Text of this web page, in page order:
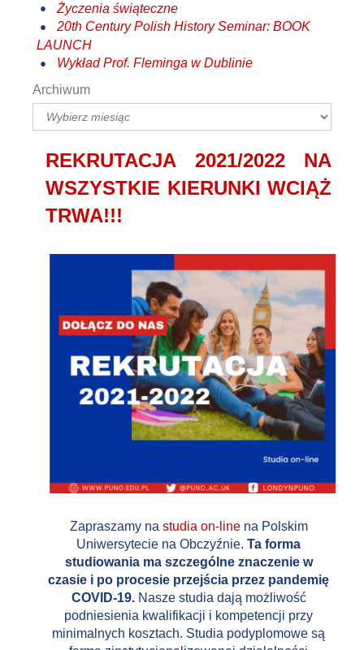
Życzenia świąteczne
20th Century Polish History Seminar: BOOK
LAUNCH
Wykład Prof. Fleminga w Dublinie
Archiwum
Archiwum
REKRUTACJA 2021/2022 NA
WSZYSTKIE KIERUNKI WCIĄŻ
TRWA!!!
Zapraszamy na studia on-linena Polskim
Uniwersytecie na Obczyźnie.Ta forma
studiowania ma szczególne znaczenie w
czasie i po procesie przejścia przez pandemię
COVID-19.Nasze studia dają możliwość
podniesienia kwalifikacji i kompetencji przy
minimalnych kosztach. Studia podyplomowe są